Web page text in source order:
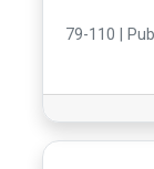
79-110